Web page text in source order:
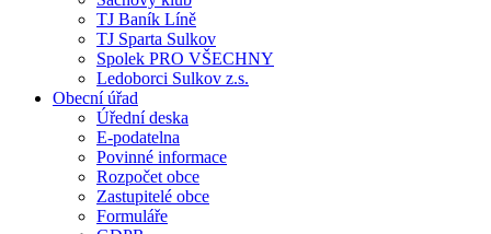
TJ Baník Líně
TJ Sparta Sulkov
Spolek PRO VŠECHNY
Ledoborci Sulkov z.s.
Obecní úřad
Úřední deska
E-podatelna
Povinné informace
Rozpočet obce
Zastupitelé obce
Formuláře